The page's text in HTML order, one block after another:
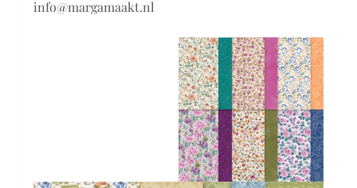
info@margamaakt.nl